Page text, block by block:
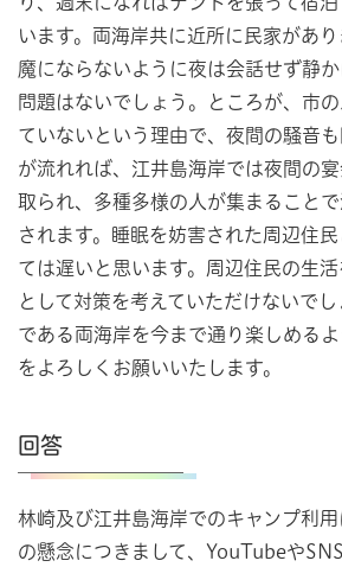
います。両海岸共に近所に民家があ
魔にならないように夜は会話せず静
問題はないでしょう。ところが、市
ていないという理由で、夜間の騒音
が流れれば、江井島海岸では夜間の
取られ、多種多様の人が集まること
されます。睡眠を妨害された周辺住
ては遅いと思います。周辺住民の生
として対策を考えていただけないで
である両海岸を今まで通り楽しめる
をよろしくお願いいたします。
回答
林崎及び江井島海岸でのキャンプ利
の懸念につきまして、YouTubeや